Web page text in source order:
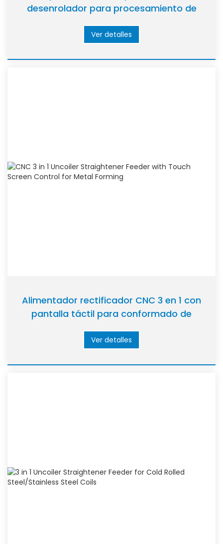
desenrolador para procesamiento de
Ver detalles
Alimentador rectificador CNC 3 en 1 con
pantalla táctil para conformado de
Ver detalles